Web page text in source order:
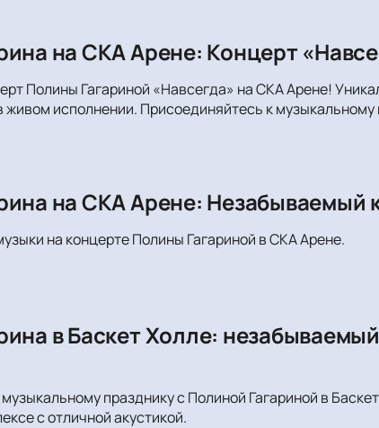
на СКА Арене: Концерт
Полины Гагариной «Навсегда» на СКА Арене!
живом исполнении. Присоединяйтесь к
на СКА Арене: Незабываемый
на концерте Полины Гагариной в СКА Арене.
в Баскет Холле:
празднику с Полиной Гагариной в
с отличной акустикой.